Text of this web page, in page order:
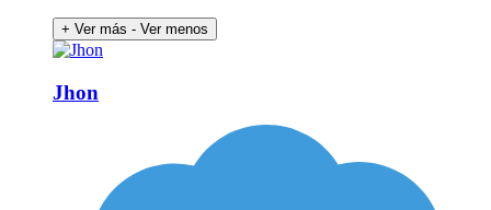
+ Ver más - Ver menos
Jhon